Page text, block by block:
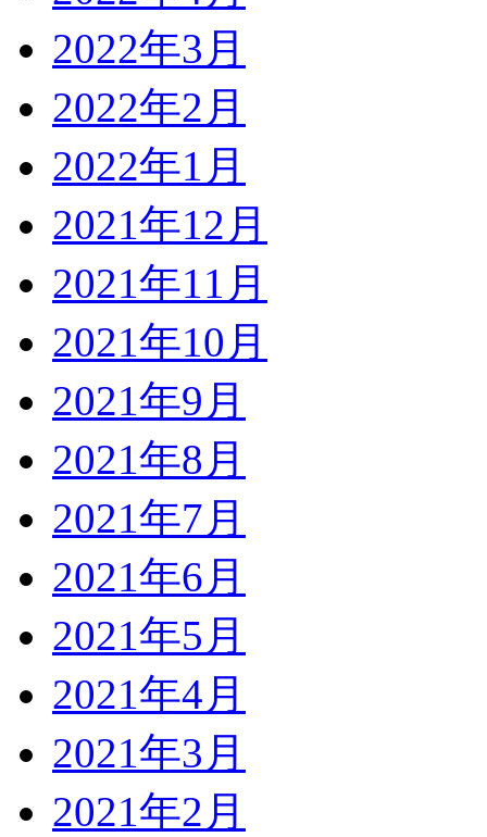
2022年3月
2022年2月
2022年1月
2021年12月
2021年11月
2021年10月
2021年9月
2021年8月
2021年7月
2021年6月
2021年5月
2021年4月
2021年3月
2021年2月